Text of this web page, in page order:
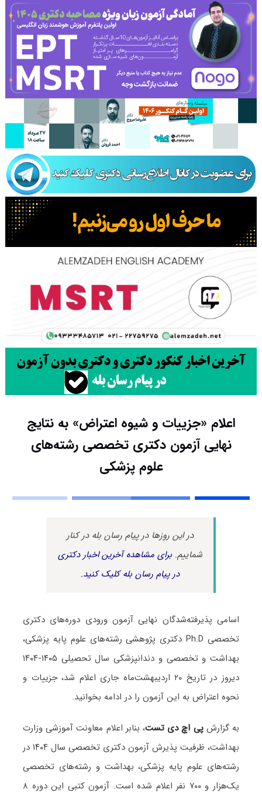
اعلام «جزییات و شیوه اعتراض» به نتایج
نهایی آزمون دکتری تخصصی رشته‌های
علوم پزشکی
در این روزها در پیام رسان بله در کنار
شماییم.برای مشاهده آخرین اخبار دکتری
در پیام رسان بله کلیک کنید.
اسامی پذیرفته‌شدگان نهایی آزمون ورودی دوره‌های دکتری
تخصصی Ph.D دکتری پژوهشی رشته‌های علوم پایه پزشکی،
بهداشت و تخصصی و دندانپزشکی سال تحصیلی ۱۴۰۵-۱۴۰۴
دیروز در تاریخ ۲۰ اردیبهشت‌ماه جاری اعلام شد، جزییات و
نحوه اعتراض به این آزمون را در ادامه بخوانید.
به گزارشپی اچ دی تست، بنابر اعلام معاونت آموزشی وزارت
بهداشت، ظرفیت پذیرش آزمون دکتری تخصصی سال ۱۴۰۴ در
رشته‌های علوم پایه پزشکی، بهداشت و رشته‌های تخصصی
یک‌هزار و ۷۰۰ نفر اعلام شده است. آزمون کتبی این دوره ۸